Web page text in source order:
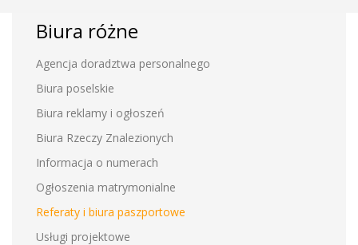
Biura różne
Agencja doradztwa personalnego
Biura poselskie
Biura reklamy i ogłoszeń
Biura Rzeczy Znalezionych
Informacja o numerach
Ogłoszenia matrymonialne
Referaty i biura paszportowe
Usługi projektowe